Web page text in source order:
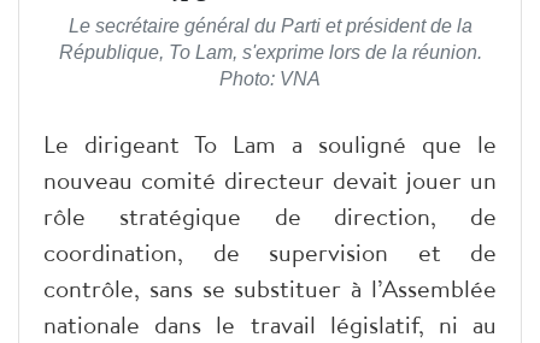
Le secrétaire général du Parti et président de la
République, To Lam, s'exprime lors de la réunion.
Photo: VNA
Le dirigeant To Lam a souligné que le
nouveau comité directeur devait jouer un
rôle stratégique de direction, de
coordination, de supervision et de
contrôle, sans se substituer à l’Assemblée
nationale dans le travail législatif, ni au